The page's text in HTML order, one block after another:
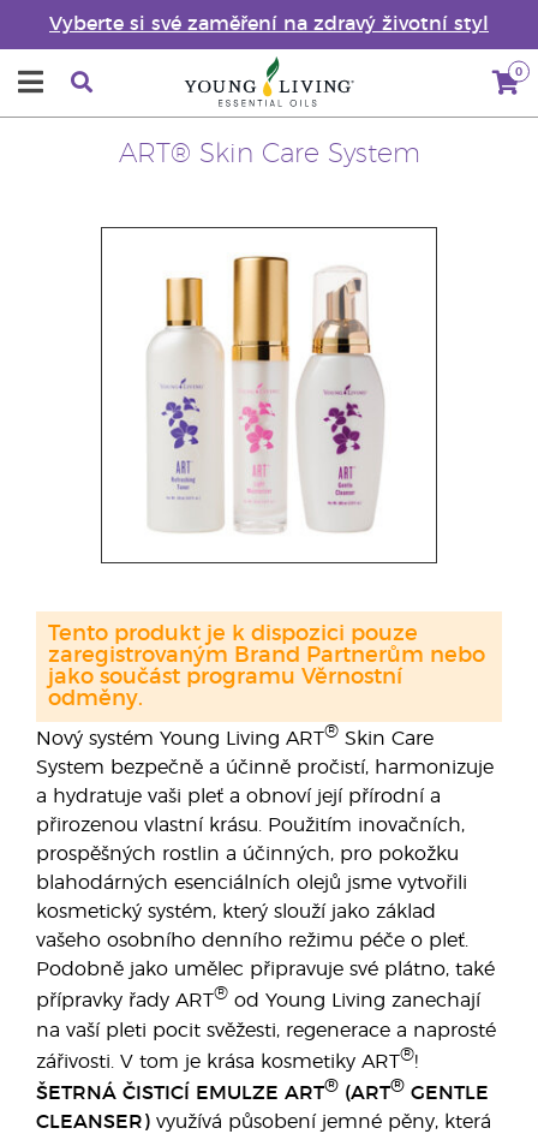
Vyberte si své zaměření na zdravý životní styl
0
ART® Skin Care System
Nový systém Young Living ART® Skin Care
System bezpečně a účinně pročistí, harmonizuje
a hydratuje vaši pleť a obnoví její přírodní a
přirozenou vlastní krásu. Použitím inovačních,
prospěšných rostlin a účinných, pro pokožku
blahodárných esenciálních olejů jsme vytvořili
kosmetický systém, který slouží jako základ
vašeho osobního denního režimu péče o pleť.
Podobně jako umělec připravuje své plátno, také
přípravky řady ART ® od Young Living zanechají
na vaší pleti pocit svěžesti, regenerace a naprosté
zářivosti. V tom je krása kosmetiky ART®!
ŠETRNÁ ČISTICÍ EMULZE ART® (ART® GENTLE
CLEANSER) využívá působení jemné pěny, která
Tento produkt je k dispozici pouze
zaregistrovaným Brand Partnerům nebo
jako součást programu Věrnostní
odměny.